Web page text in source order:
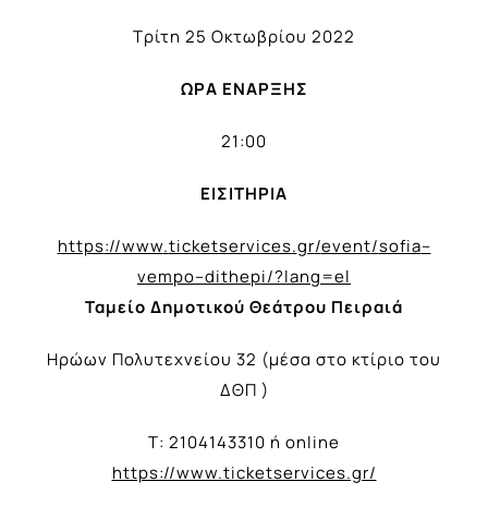
Τρίτη 25 Οκτωβρίου 2022
ΩΡΑ ΕΝΑΡΞΗΣ
21:00
ΕΙΣΙΤΗΡΙΑ
https://www.ticketservices.gr/event/sofia–
vempo–dithepi/?lang=el
Ταμείο Δημοτικού Θεάτρου Πειραιά
Ηρώων Πολυτεχνείου 32 (μέσα στο κτίριο του
ΔΘΠ )
Τ: 2104143310 ή online
https://www.ticketservices.gr/